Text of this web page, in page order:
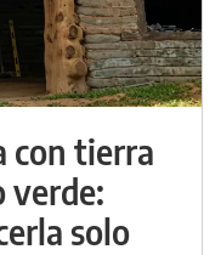
con tierra
verde:
solo